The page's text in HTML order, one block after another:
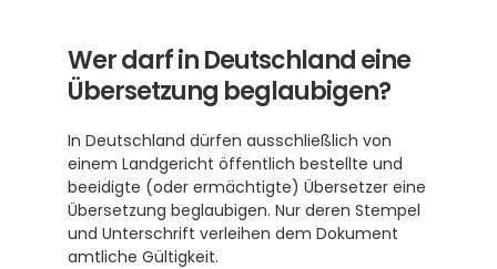
Wer darf in Deutschland eine
Übersetzung beglaubigen?
In Deutschland dürfen ausschließlich von
einem Landgericht öffentlich bestellte und
beeidigte (oder ermächtigte) Übersetzer eine
Übersetzung beglaubigen. Nur deren Stempel
und Unterschrift verleihen dem Dokument
amtliche Gültigkeit.